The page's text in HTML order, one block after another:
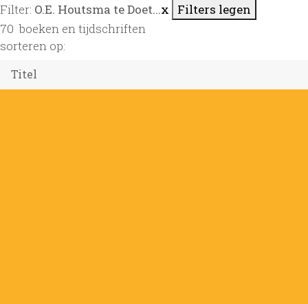
Filter: O.E. Houtsma te Doet...x
Filters legen
70 boeken en tijdschriften
sorteren op: